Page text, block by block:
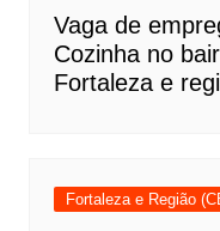
Vaga de
Cozinha no
Fortaleza e
Fortaleza e Região